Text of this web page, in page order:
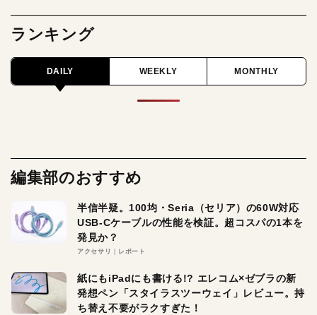
ランキング
DAILY WEEKLY MONTHLY
編集部のおすすめ
半信半疑。100均・Seria（セリア）の60W対応
USB-Cケーブルの性能を検証。超コスパの1本を
発見か？
アクセサリ レポート
紙にもiPadにも書ける!? エレコム×ゼブラの新
発想ペン「スタイラスツーウェイ」レビュー。持
ち替え不要がラクすぎた！